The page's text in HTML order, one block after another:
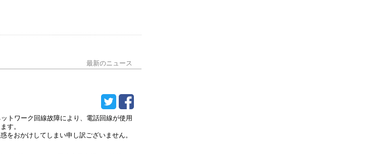
個室・座敷あり
最新のニュース
トワーク回線故障により、電話回線が使用
す。
をおかけしてしまい申し訳ございません。